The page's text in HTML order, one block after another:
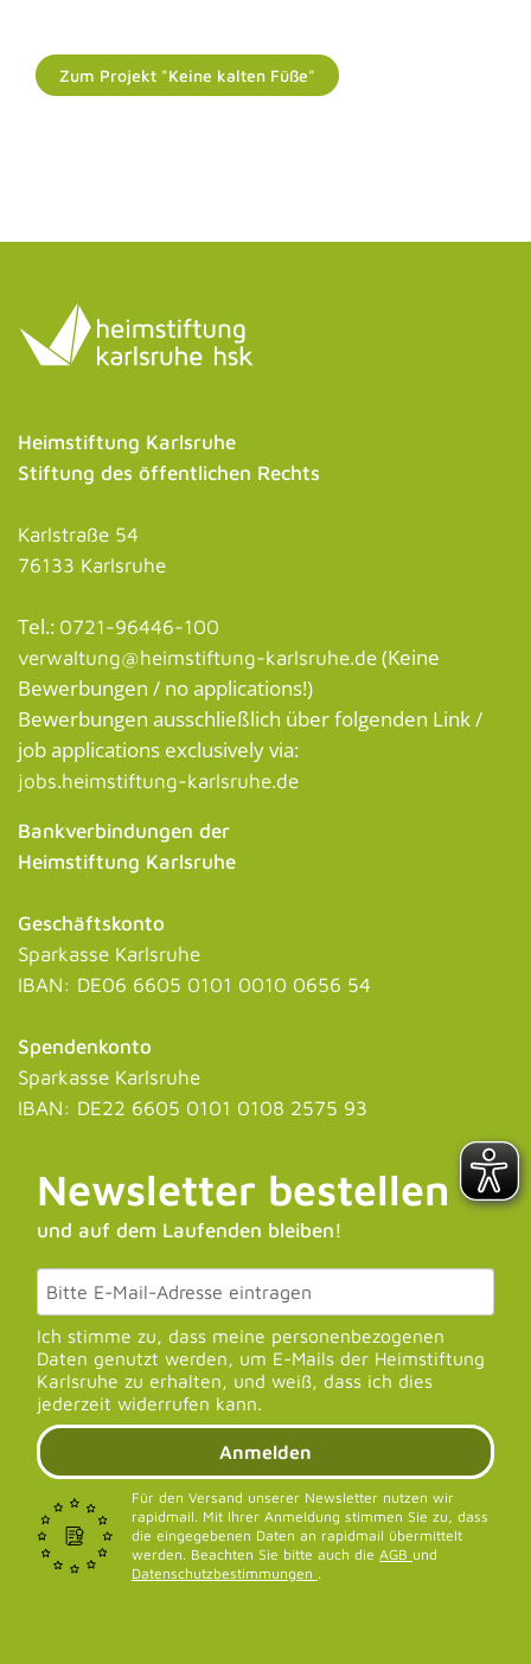
Zum Projekt "Keine kalten Füße"
Heimstiftung Karlsruhe
Stiftung des öffentlichen Rechts
Karlstraße 54
76133 Karlsruhe
Tel.: 0721-96446-100
verwaltung@heimstiftung-karlsruhe.de (Keine
Bewerbungen / no applications!)
Bewerbungen ausschließlich über folgenden Link /
job applications exclusively via:
jobs.heimstiftung-karlsruhe.de
Bankverbindungen der
Heimstiftung Karlsruhe
Geschäftskonto
Sparkasse Karlsruhe
IBAN: DE06 6605 0101 0010 0656 54
Spendenkonto
Sparkasse Karlsruhe
IBAN: DE22 6605 0101 0108 2575 93
Newsletter bestellen
und auf dem Laufenden bleiben!
Ich stimme zu, dass meine personenbezogenen
Daten genutzt werden, um E-Mails der Heimstiftung
Karlsruhe zu erhalten, und weiß, dass ich dies
jederzeit widerrufen kann.
Anmelden
Für den Versand unserer Newsletter nutzen wir
rapidmail. Mit Ihrer Anmeldung stimmen Sie zu, dass
die eingegebenen Daten an rapidmail übermittelt
werden. Beachten Sie bitte auch die AGB und
Datenschutzbestimmungen .